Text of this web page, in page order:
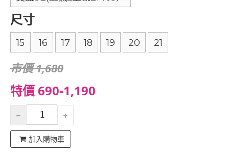
尺寸
15 16 17 18 19 20 21
市價 1,680
特價 690-1,190
加入購物車